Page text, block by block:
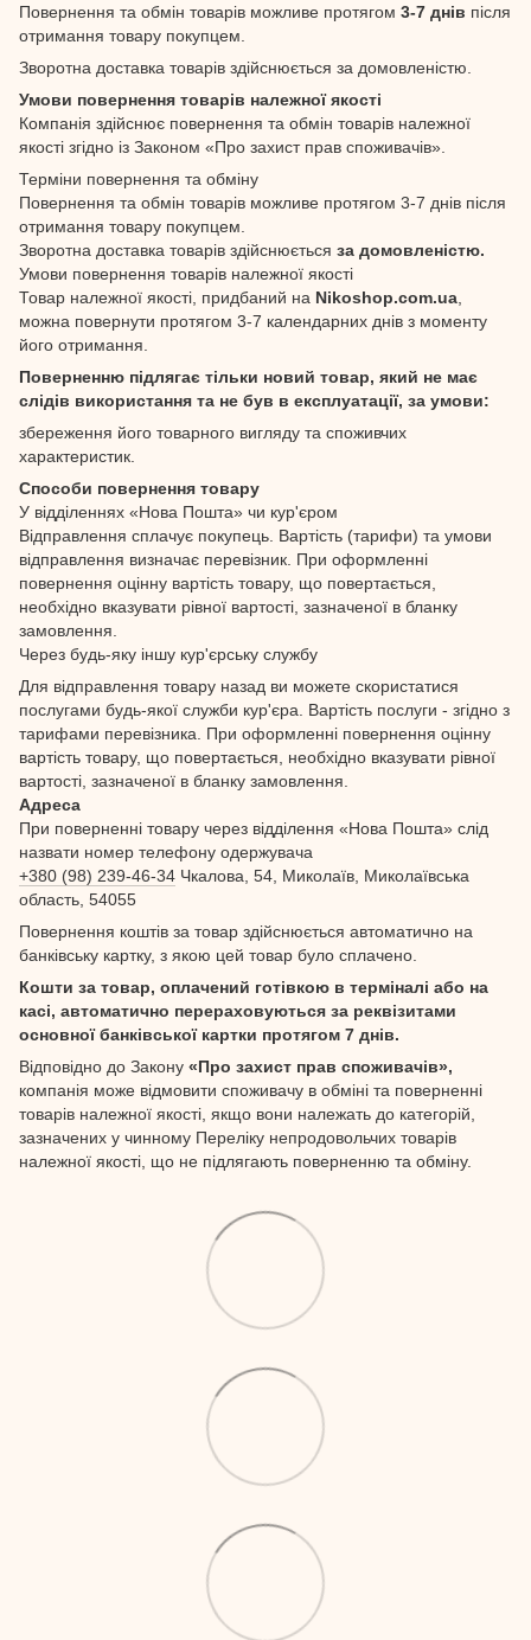
Повернення та обмін товарів можливе протягом 3-7 днів після
отримання товару покупцем.
Зворотна доставка товарів здійснюється за домовленістю.
Умови повернення товарів належної якості
Компанія здійснює повернення та обмін товарів належної
якості згідно із Законом «Про захист прав споживачів».
Терміни повернення та обміну
Повернення та обмін товарів можливе протягом 3-7 днів після
отримання товару покупцем.
Зворотна доставка товарів здійснюється за домовленістю.
Умови повернення товарів належної якості
Товар належної якості, придбаний на Nikoshop.com.ua
можна повернути протягом 3-7 календарних днів з моменту
його отримання.
Поверненню підлягає тільки новий товар, який не має
слідів використання та не був в експлуатації, за умови:
збереження його товарного вигляду та споживчих
характеристик.
Способи повернення товару
У відділеннях «Нова Пошта» чи кур'єром
Відправлення сплачує покупець. Вартість (тарифи) та умови
відправлення визначає перевізник. При оформленні
повернення оцінну вартість товару, що повертається,
необхідно вказувати рівної вартості, зазначеної в бланку
замовлення.
Через будь-яку іншу кур'єрську службу
Для відправлення товару назад ви можете скористатися
послугами будь-якої служби кур'єра. Вартість послуги - згідно з
тарифами перевізника. При оформленні повернення оцінну
вартість товару, що повертається, необхідно вказувати рівної
вартості, зазначеної в бланку замовлення.
Адреса
При поверненні товару через відділення «Нова Пошта» слід
назвати номер телефону одержувача
+380 (98) 239-46-34 Чкалова, 54, Миколаїв, Миколаївська
область, 54055
Повернення коштів за товар здійснюється автоматично на
банківську картку, з якою цей товар було сплачено.
Кошти за товар, оплачений готівкою в терміналі або на
касі, автоматично перераховуються за реквізитами
основної банківської картки протягом 7 днів.
Відповідно до Закону «Про захист прав споживачів»,
компанія може відмовити споживачу в обміні та поверненні
товарів належної якості, якщо вони належать до категорій,
зазначених у чинному Переліку непродовольчих товарів
належної якості, що не підлягають поверненню та обміну.